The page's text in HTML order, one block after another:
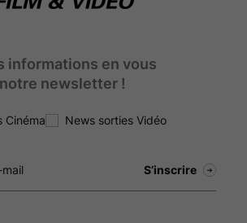
informations en vous
newsletter !
Cinéma News sorties Vidéo